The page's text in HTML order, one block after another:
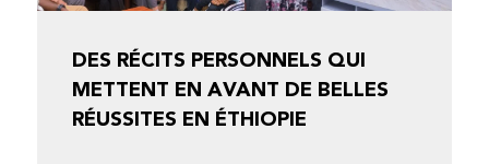
DES RÉCITS PERSONNELS QUI
METTENT EN AVANT DE BELLES
RÉUSSITES EN ÉTHIOPIE